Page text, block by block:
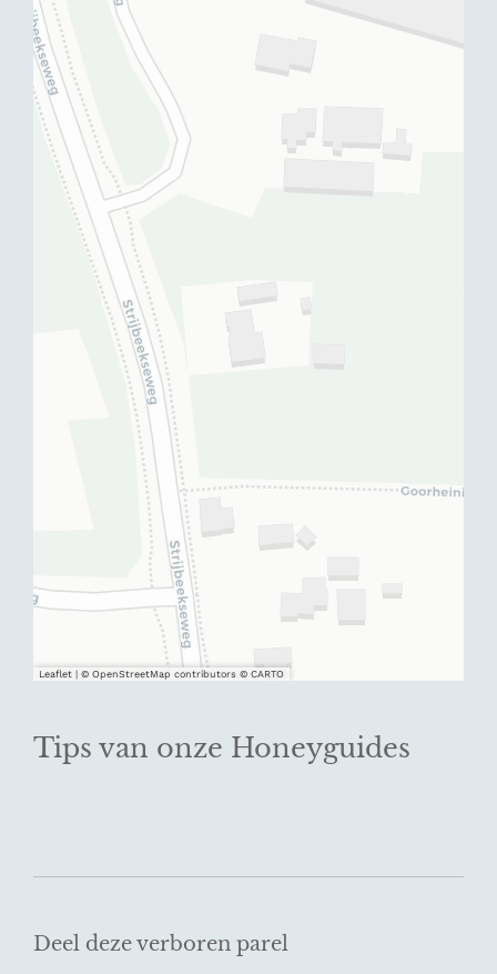
Tips van onze Honeyguides
Leaflet | © OpenStreetMap contributors © CARTO
Deel deze verboren parel